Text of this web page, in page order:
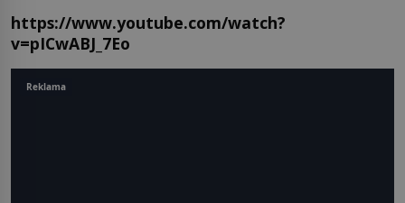
https://www.youtube.com/watch?
v=pICwABJ_7Eo
Reklama